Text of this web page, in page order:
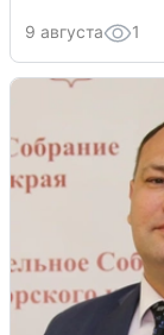
9 августа 1